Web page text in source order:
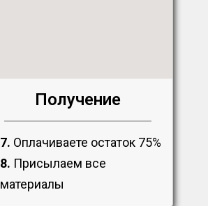
Получение
7. Оплачиваете остаток 75%
8. Присылаем все
материалы